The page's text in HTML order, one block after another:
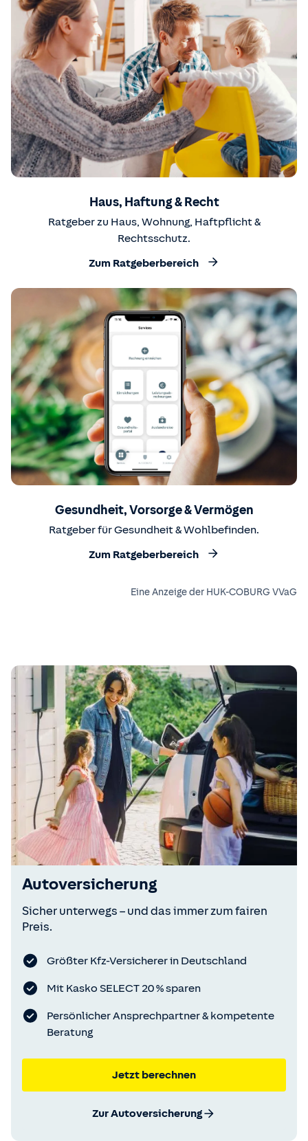
Haus, Haftung & Recht
Ratgeber zu Haus, Wohnung, Haftpflicht &
Rechtsschutz.
Zum Ratgeberbereich
Gesundheit, Vorsorge & Vermögen
Ratgeber für Gesundheit & Wohlbefinden.
Zum Ratgeberbereich
Eine Anzeige der HUK-COBURG VVaG
Autoversicherung
Sicher unterwegs – und das immer zum fairen
Preis.
Größter Kfz-Versicherer in Deutschland
Mit Kasko SELECT 20 % sparen
Persönlicher Ansprechpartner & kompetente
Beratung
Jetzt berechnen
Zur Autoversicherung